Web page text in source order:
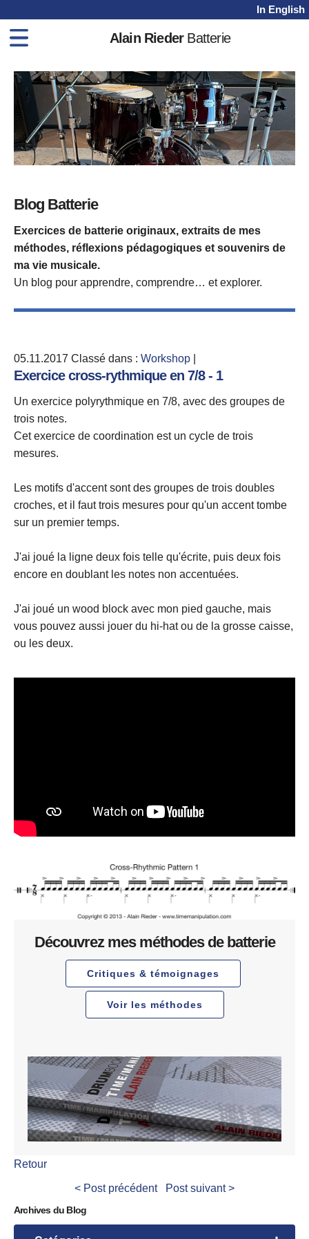
In English
Alain RiederBatterie
Méthodes
Cours
Vidéos
Shop
Contact
Blog Batterie
Exercices de batterie originaux, extraits de mes
méthodes, réflexions pédagogiques et souvenirs de
ma vie musicale.
Un blog pour apprendre, comprendre… et explorer.
05.11.2017 Classé dans : Workshop
Exercice cross-rythmique en 7/8 - 1
Un exercice polyrythmique en 7/8, avec des groupes de
trois notes.
Cet exercice de coordination est un cycle de trois
mesures.
Les motifs d'accent sont des groupes de trois doubles
croches, et il faut trois mesures pour qu'un accent tombe
sur un premier temps.
J'ai joué la ligne deux fois telle qu'écrite, puis deux fois
encore en doublant les notes non accentuées.
J'ai joué un wood block avec mon pied gauche, mais
vous pouvez aussi jouer du hi-hat ou de la grosse caisse,
ou les deux.
Découvrez mes méthodes de batterie
Critiques & témoignages
Voir les méthodes
Retour
< Post précédent Post suivant >
Archives du Blog